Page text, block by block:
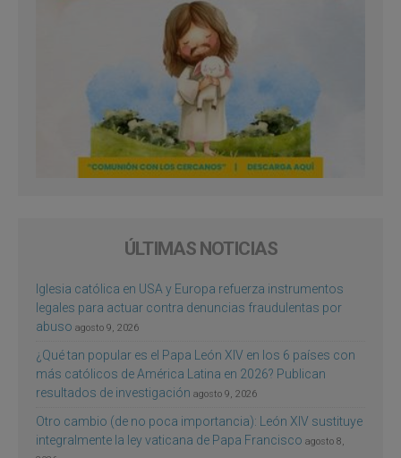
ÚLTIMAS NOTICIAS
Iglesia católica en USA y Europa refuerza instrumentos
legales para actuar contra denuncias fraudulentas por
abuso agosto 9, 2026
¿Qué tan popular es el Papa León XIV en los 6 países con
más católicos de América Latina en 2026? Publican
resultados de investigación agosto 9, 2026
Otro cambio (de no poca importancia): León XIV sustituye
integralmente la ley vaticana de Papa Francisco agosto 8,